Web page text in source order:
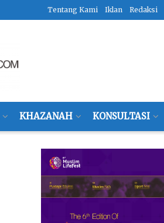
Tentang Kami Iklan Redaksi
KHAZANAH KONSULTASI